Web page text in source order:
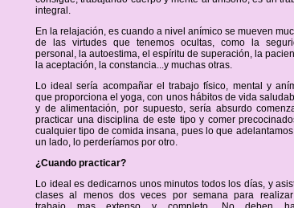
integral.
En la relajación, es cuando a nivel anímico se mueven
de las virtudes que tenemos ocultas, como la
personal, la autoestima, el espíritu de superación, la
la aceptación, la constancia...y muchas otras.
Lo ideal sería acompañar el trabajo físico, mental y
que proporciona el yoga, con unos hábitos de vida
y de alimentación, por supuesto, sería absurdo
practicar una disciplina de este tipo y comer
cualquier tipo de comida insana, pues lo que
un lado, lo perderíamos por otro.
¿Cuando practicar?
Lo ideal es dedicarnos unos minutos todos los días, y
clases al menos dos veces por semana para